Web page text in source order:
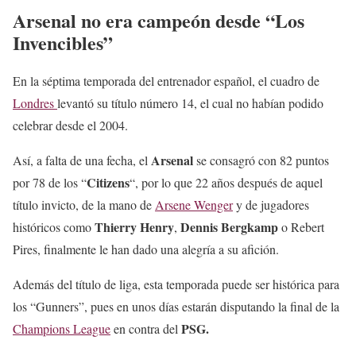
Arsenal no era campeón desde “Los
Invencibles”
En la séptima temporada del entrenador español, el cuadro de
Londreslevantó su título número 14, el cual no habían podido
celebrar desde el 2004.
Así, a falta de una fecha, elArsenalse consagró con 82 puntos
por 78 de los “Citizens“, por lo que 22 años después de aquel
título invicto, de la mano deArsene Wengery de jugadores
históricos comoThierry Henry, Dennis Bergkampo Rebert
Pires, finalmente le han dado una alegría a su afición.
Además del título de liga, esta temporada puede ser histórica para
los “Gunners”, pues en unos días estarán disputando la final de la
Champions Leagueen contra delPSG.